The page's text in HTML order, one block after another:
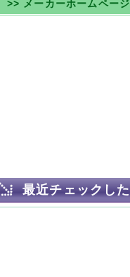
>> メーカーホームペー
最近チェックし